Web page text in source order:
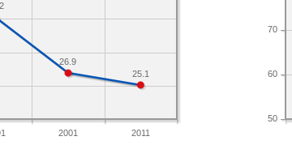
2001 2011
25.1
26.9
50
60
70